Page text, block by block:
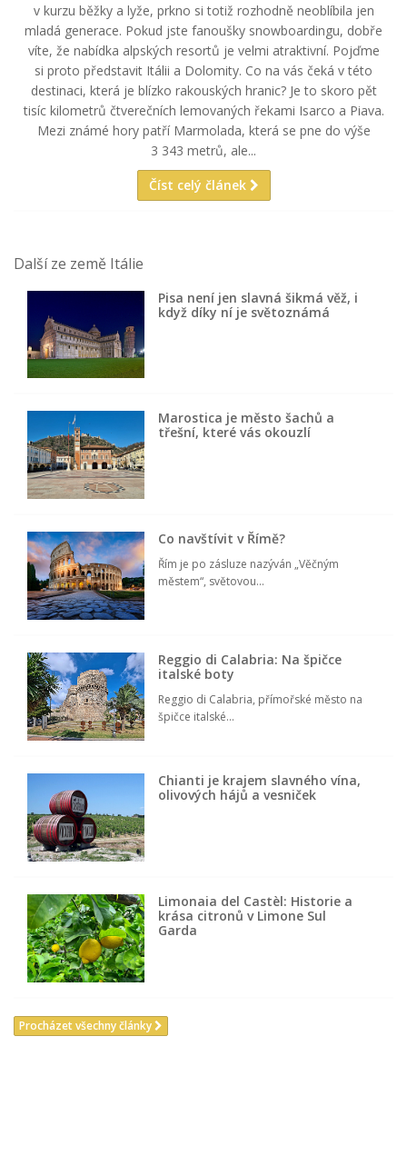
v kurzu běžky a lyže, prkno si totiž rozhodně neoblíbila jen
mladá generace. Pokud jste fanoušky snowboardingu, dobře
víte, že nabídka alpských resortů je velmi atraktivní. Pojďme
si proto představit Itálii a Dolomity. Co na vás čeká v této
destinaci, která je blízko rakouských hranic? Je to skoro pět
tisíc kilometrů čtverečních lemovaných řekami Isarco a Piava.
Mezi známé hory patří Marmolada, která se pne do výše
3 343 metrů, ale...
Číst celý článek
Další ze země Itálie
Pisa není jen slavná šikmá věž, i
když díky ní je světoznámá
Marostica je město šachů a
třešní, které vás okouzlí
Co navštívit v Římě?
Řím je po zásluze nazýván „Věčným
městem“, světovou...
Reggio di Calabria: Na špičce
italské boty
Reggio di Calabria, přímořské město na
špičce italské...
Chianti je krajem slavného vína,
olivových hájů a vesniček
Limonaia del Castèl: Historie a
krása citronů v Limone Sul
Garda
Procházet všechny články